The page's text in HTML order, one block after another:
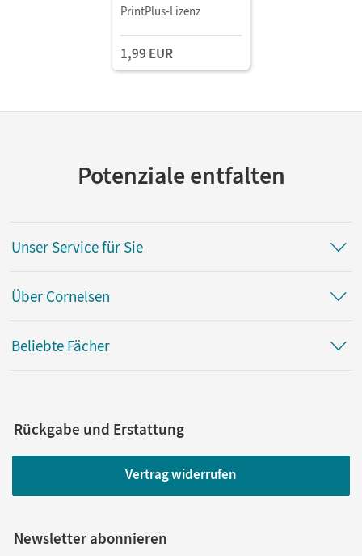
PrintPlus-Lizenz
1,99 EUR
Potenziale entfalten
Unser Service für Sie
Über Cornelsen
Beliebte Fächer
Rückgabe und Erstattung
Vertrag widerrufen
Newsletter abonnieren